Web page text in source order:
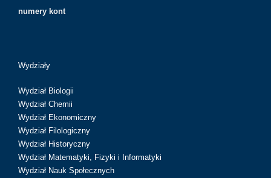
numery kont
Wydziały
Wydział Biologii
Wydział Chemii
Wydział Ekonomiczny
Wydział Filologiczny
Wydział Historyczny
Wydział Matematyki, Fizyki i Informatyki
Wydział Nauk Społecznych